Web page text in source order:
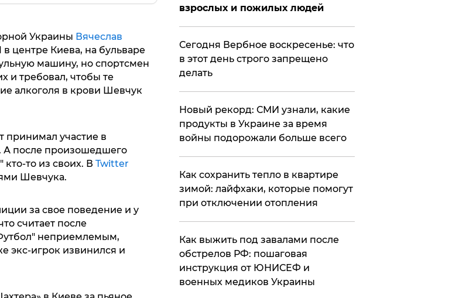
Украины Вячеслав
центре Киева, на бульваре
машину, но спортсмен
и требовал, чтобы те
алкоголя в крови Шевчук
принимал участие в
А после произошедшего
то из своих. В Twitter
Шевчука.
за свое поведение и у
считает после
неприемлемым,
экс-игрок извинился и
взрослых и пожилых людей
​Сегодня Вербное воскресенье: что
в этот день строго запрещено
делать
Новый рекорд: СМИ узнали, какие
продукты в Украине за время
войны подорожали больше всего
​Как сохранить тепло в квартире
зимой: лайфхаки, которые помогут
при отключении отопления
Как выжить под завалами после
обстрелов РФ: пошаговая
инструкция от ЮНИСЕФ и
военных медиков Украины